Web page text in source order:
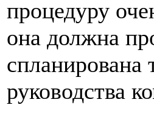
процедуру
она должна
спланирована
руководства